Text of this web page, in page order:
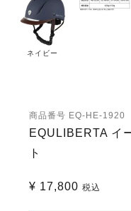
ネイビー
商品番号 EQ-HE-1920
EQULIBERTA イ
ト
¥ 17,800 税込